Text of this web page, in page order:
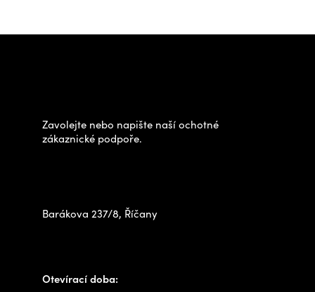
Z
Zavolejte nebo napište naší ochotné
zákaznické podpoře.
Barákova 237/8, Říčany
Otevírací doba: